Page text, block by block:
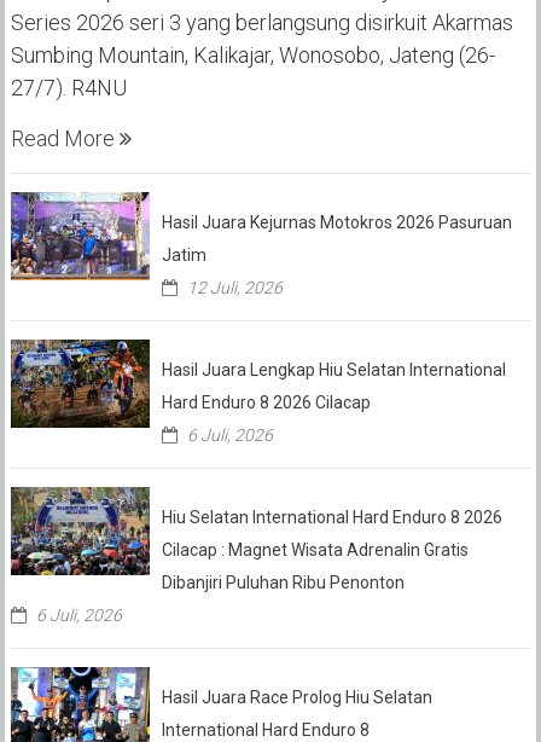
Series 2026 seri 3 yang berlangsung disirkuit Akarmas
Sumbing Mountain, Kalikajar, Wonosobo, Jateng (26-
27/7). R4NU
Read More
Hasil Juara Kejurnas Motokros 2026 Pasuruan
Jatim
12 Juli, 2026
Hasil Juara Lengkap Hiu Selatan International
Hard Enduro 8 2026 Cilacap
6 Juli, 2026
Hiu Selatan International Hard Enduro 8 2026
Cilacap : Magnet Wisata Adrenalin Gratis
Dibanjiri Puluhan Ribu Penonton
6 Juli, 2026
Hasil Juara Race Prolog Hiu Selatan
International Hard Enduro 8